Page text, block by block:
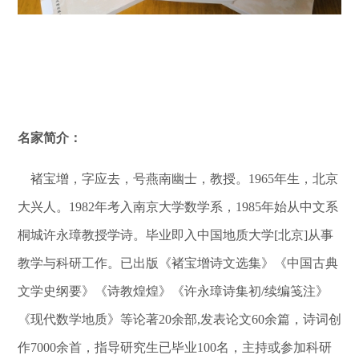
名家简介：
褚宝增，字应去，号燕南幽士，教授。1965年生，北京
大兴人。1982年考入南京大学数学系，1985年始从中文系
桐城许永璋教授学诗。毕业即入中国地质大学[北京]从事
教学与科研工作。已出版《褚宝增诗文选集》《中国古典
文学史纲要》《诗教煌煌》《许永璋诗集初/续编笺注》
《现代数学地质》等论著20余部,发表论文60余篇，诗词创
作7000余首，指导研究生已毕业100名，主持或参加科研